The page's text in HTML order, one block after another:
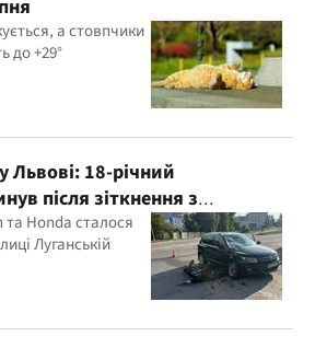
а стовпчики
до +29°
Львові: 18-річний
після зіткнення з
та Honda сталося
Луганській